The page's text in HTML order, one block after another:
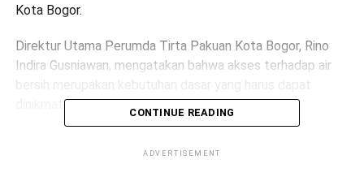
Kota Bogor.
Direktur Utama Perumda Tirta Pakuan Kota Bogor, Rino
Indira Gusniawan, mengatakan bahwa akses terhadap air
dinikmati seluruh masyarakat tanpa terkecuali.
memiliki kesempatan untuk mendapatkan layanan air
CONTINUE READING
ADVERTISEMENT